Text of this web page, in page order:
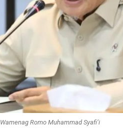
Wamenag Romo Muhammad Syafi’i